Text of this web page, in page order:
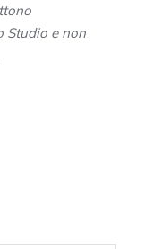
Studio e non